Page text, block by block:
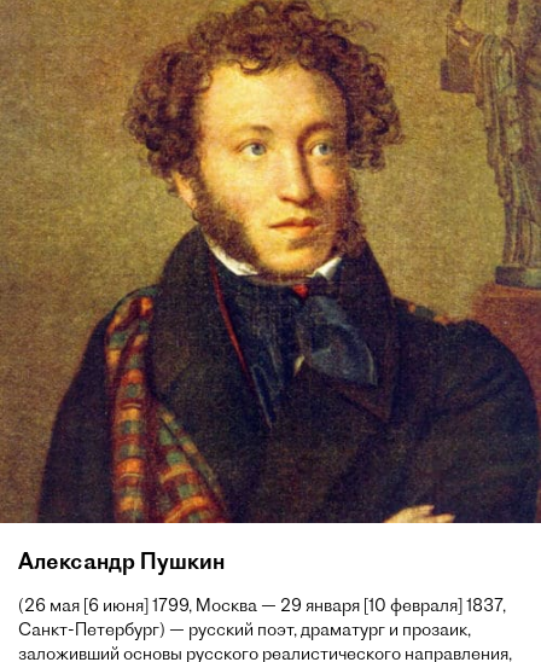
Александр Пушкин
(26 мая [6 июня] 1799, Москва — 29 января [10 февраля] 1837,
Санкт-Петербург) — русский поэт, драматург и прозаик,
заложивший основы русского реалистического направления,